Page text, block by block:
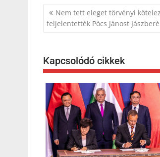
Bejegyzés
navigáció
Nem tett eleget törvényi
feljelentették Pócs Jánost
Kapcsolódó cikkek